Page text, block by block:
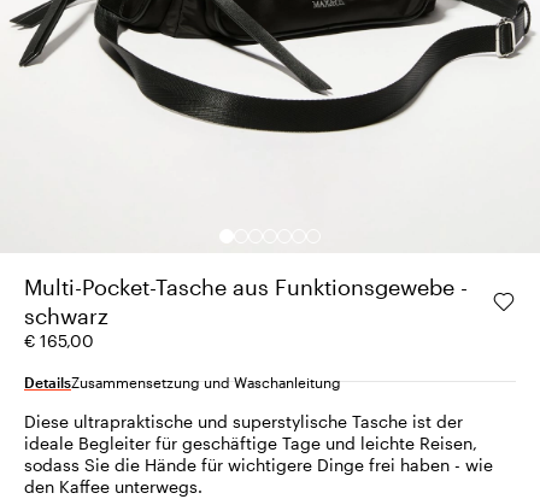
Multi-Pocket-Tasche aus Funktionsgewebe -
schwarz
€ 165,00
DetailsZusammensetzung und Waschanleitung
Diese ultrapraktische und superstylische Tasche ist der
ideale Begleiter für geschäftige Tage und leichte Reisen,
sodass Sie die Hände für wichtigere Dinge frei haben - wie
den Kaffee unterwegs.